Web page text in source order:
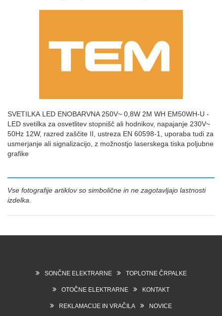
SVETILKA LED ENOBARVNA 250V~ 0,8W 2M WH EM50WH-U -
LED svetilka za osvetlitev stopnišč ali hodnikov, napajanje 230V~
50Hz 12W, razred zaščite II, ustreza EN 60598-1, uporaba tudi za
usmerjanje ali signalizacijo, z možnostjo laserskega tiska poljubne
grafike
Vse fotografije artiklov so simbolične in ne zagotavljajo lastnosti
izdelka.
SONČNE ELEKTRARNE TOPLOTNE ČRPALKE
OTOČNE ELEKTRARNE KONTAKT
REKLAMACIJE IN VRAČILA NOVICE